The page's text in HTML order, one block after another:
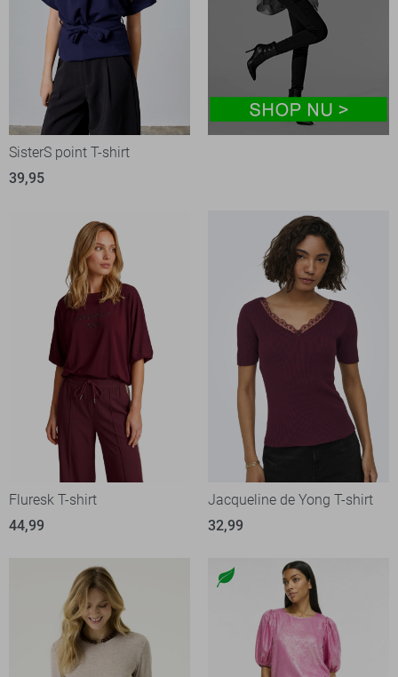
SisterS point T-shirt
39,95
Fluresk T-shirt
44,99
Jacqueline de Yong T-shirt
32,99